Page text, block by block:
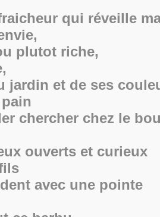
qui réveille
plutot riche,
jardin et de ses
chercher chez le
ouverts et curieux
avec une pointe